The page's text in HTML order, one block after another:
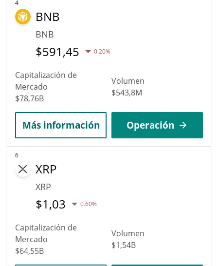
4
BNB
BNB
$591,45 0.20%
Capitalización de
Mercado
$78,76B
Volumen
$543,8M
Más información Operación
6
XRP
XRP
$1,03 0.60%
Capitalización de
Mercado
$64,55B
Volumen
$1,54B